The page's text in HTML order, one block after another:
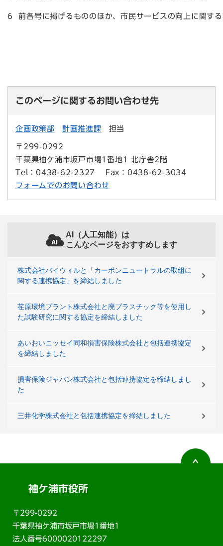
6 前各号に掲げるもののほか、市民サービスの向上に関す
このページに関するお問い合わせ先
企画政策部 計画推進課 担当
〒299-0292
千葉県袖ケ浦市坂戸市場1番地1 北庁舎2階
Tel：0438-62-2327
Fax：0438-62-3034
フォームでのお問い合わせ
AI（人工知能）は
こんなページをおすすめします
株式会社バイウィルと「カーボンニュートラルの取組に
関する連携協定」を締結しました
荏原環境プラント株式会社と廃プラスチック等を使用し
た試験研究に関する協定を締結しました
あいおいニッセイ同和損害保険株式会社と包括連携協定
を締結しました
損害保険ジャパン株式会社と包括連携協定を締結しまし
た
三井化学株式会社と包括連携協定を締結しました
袖ケ浦市役所
〒299-0292
千葉県袖ケ浦市坂戸市場1番地1
法人番号6000020122297